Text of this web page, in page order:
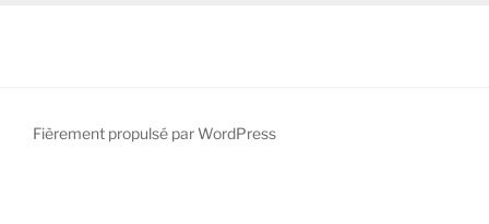
Fièrement propulsé par WordPress